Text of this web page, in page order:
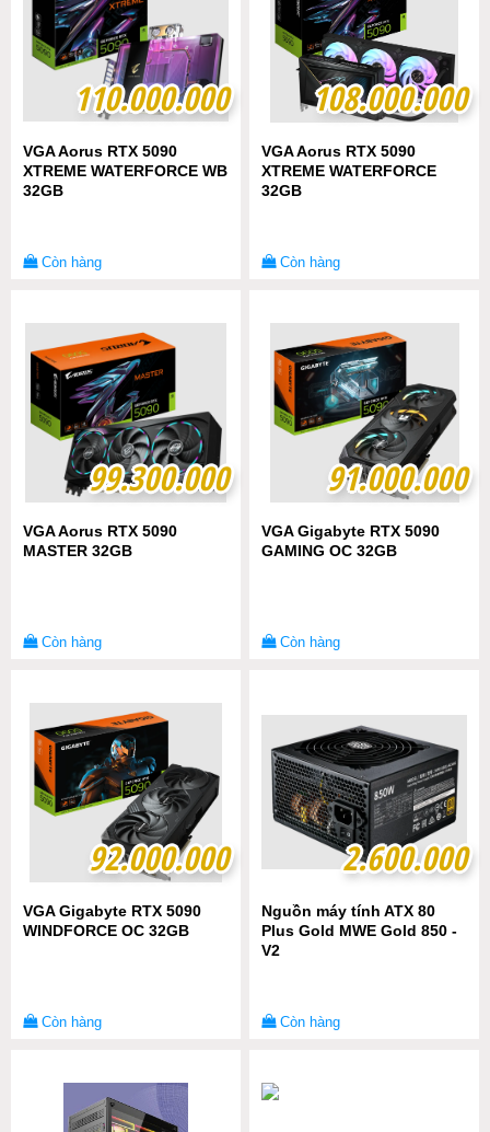
110.000.000
110.000.000
VGA Aorus RTX 5090
XTREME WATERFORCE WB
32GB
Còn hàng
108.000.000
108.000.000
VGA Aorus RTX 5090
XTREME WATERFORCE
32GB
Còn hàng
99.300.000
99.300.000
VGA Aorus RTX 5090
MASTER 32GB
Còn hàng
91.000.000
91.000.000
VGA Gigabyte RTX 5090
GAMING OC 32GB
Còn hàng
92.000.000
92.000.000
VGA Gigabyte RTX 5090
WINDFORCE OC 32GB
Còn hàng
2.600.000
2.600.000
Nguồn máy tính ATX 80
Plus Gold MWE Gold 850 -
V2
Còn hàng